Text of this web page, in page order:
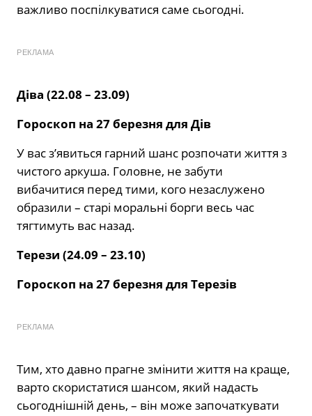
важливо поспілкуватися саме сьогодні.
РЕКЛАМА
Діва (22.08 – 23.09)
Гороскоп на 27 березня для Дів
У вас з’явиться гарний шанс розпочати життя з
чистого аркуша. Головне, не забути
вибачитися перед тими, кого незаслужено
образили – старі моральні борги весь час
тягтимуть вас назад.
Терези (24.09 – 23.10)
Гороскоп на 27 березня для Терезів
РЕКЛАМА
Тим, хто давно прагне змінити життя на краще,
варто скористатися шансом, який надасть
сьогоднішній день, – він може започаткувати